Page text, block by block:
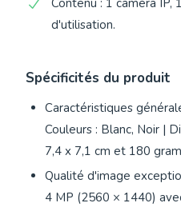
Contenu : 1 caméra IP,
d'utilisation.
Spécificités du produit
Caractéristiques
Couleurs : Blanc, Noir |
7,4 x 7,1 cm et 180
Qualité d'image
4 MP (2560 × 1440)